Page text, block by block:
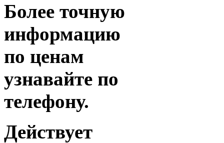
Более точную
информацию
по ценам
узнавайте по
телефону.
Действует